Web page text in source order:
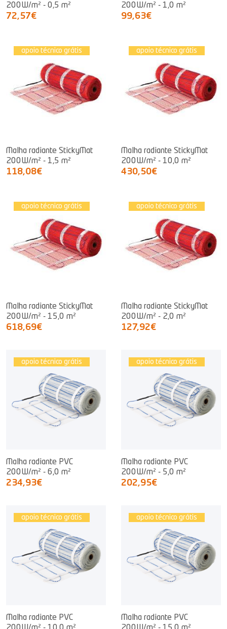
200W/m² - 0,5 m²
72,57€
200W/m² - 1,0 m²
99,63€
apoio técnico grátis
Malha radiante StickyMat
200W/m² - 1,5 m²
118,08€
apoio técnico grátis
Malha radiante StickyMat
200W/m² - 10,0 m²
430,50€
apoio técnico grátis
Malha radiante StickyMat
200W/m² - 15,0 m²
618,69€
apoio técnico grátis
Malha radiante StickyMat
200W/m² - 2,0 m²
127,92€
apoio técnico grátis
Malha radiante PVC
200W/m² - 6,0 m²
234,93€
apoio técnico grátis
Malha radiante PVC
200W/m² - 5,0 m²
202,95€
apoio técnico grátis
Malha radiante PVC
apoio técnico grátis
Malha radiante PVC